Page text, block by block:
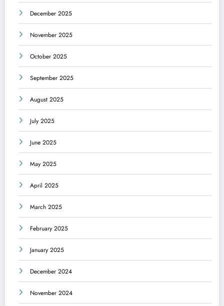
December 2025
November 2025
October 2025
September 2025
August 2025
July 2025
June 2025
May 2025
April 2025
March 2025
February 2025
January 2025
December 2024
November 2024